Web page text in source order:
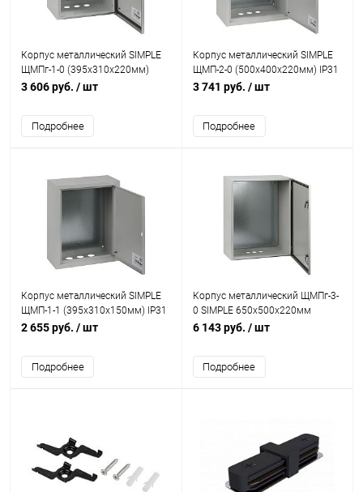
Корпус металлический SIMPLE
ЩМПг-1-0 (395х310х220мм)
IP54 У2 Эра Б0057148
3 606 руб. / шт
Подробнее
Корпус металлический SIMPLE
ЩМП-2-0 (500х400х220мм) IP31
УХЛ3 Эра Б0057144
3 741 руб. / шт
Подробнее
Корпус металлический SIMPLE
ЩМП-1-1 (395х310х150мм) IP31
УХЛ3 Эра Б0057143
2 655 руб. / шт
Подробнее
Корпус металлический ЩМПг-3-
0 SIMPLE 650х500х220мм
stmS.3-0-54 IP54 У2 ЭРА
6 143 руб. / шт
Подробнее